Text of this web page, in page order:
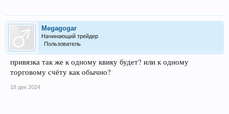
Megagogar
Начинающий трейдер
Пользователь
привязка так же к одному квику будет? или к одному
торговому счёту как обычно?
18 дек 2024